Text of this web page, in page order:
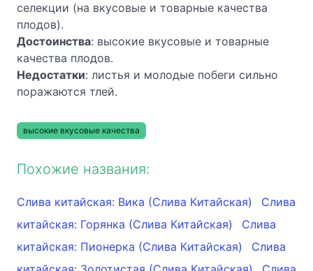
селекции (на вкусовые и товарные качества
плодов).
Достоинства: высокие вкусовые и товарные
качества плодов.
Недостатки: листья и молодые побеги сильно
поражаются тлей.
высокие вкусовые качества
Похожие названия:
Слива китайская: Вика (Слива Китайская)
Слива
китайская: Горянка (Слива Китайская)
Слива
китайская: Пионерка (Слива Китайская)
Слива